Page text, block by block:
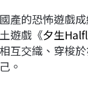
產的恐怖遊戲
遊戲《夕生
互交織、穿梭
。